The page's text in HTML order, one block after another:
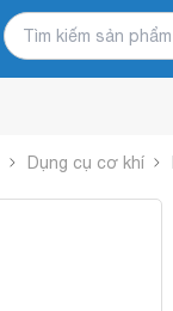
Dụng cụ cơ khí